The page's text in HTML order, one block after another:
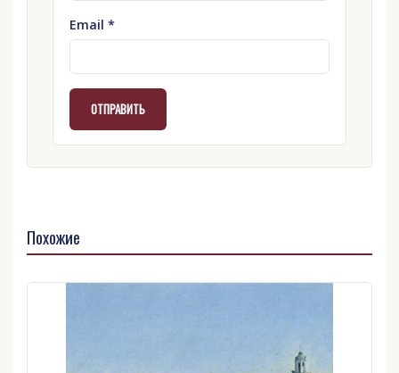
Email *
Похожие